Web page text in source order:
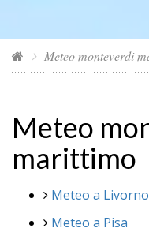
Meteo monteverdi
Meteo
marittimo
Meteo a Livorno
Meteo a Pisa